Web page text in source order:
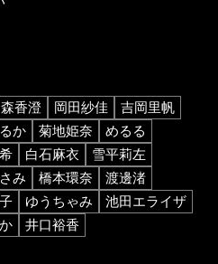
森香澄 岡田紗佳
吉岡里帆
か 菊地姫奈
めるる
白石麻衣
雪平莉左
み 橋本環奈
渡邊渚
ゆうちゃみ
池田エライザ
井口裕香